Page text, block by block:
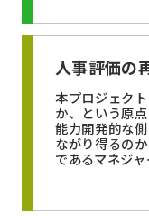
人事評価の
本プロジェク
か、という原
能力開発的な
ながり得るの
であるマネジ